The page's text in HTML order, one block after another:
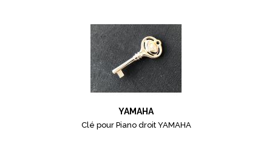
YAMAHA
Clé pour Piano droit YAMAHA